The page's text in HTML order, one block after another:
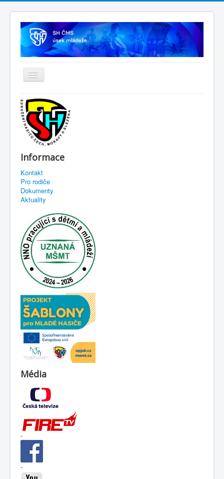
Informace
Kontakt
Pro rodiče
Dokumenty
Aktuality
Média
-
-